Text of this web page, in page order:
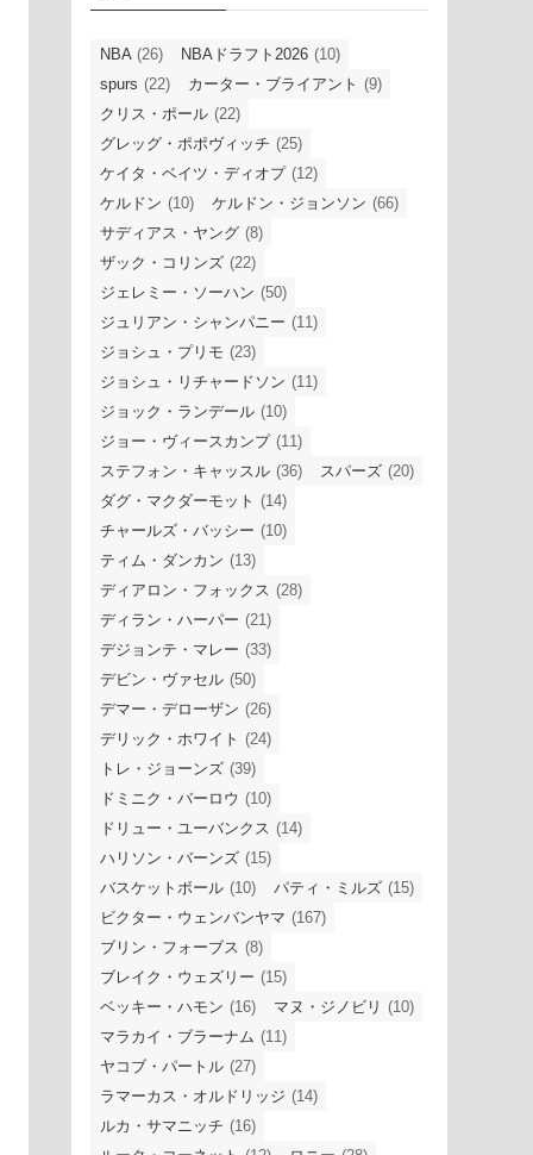
NBA (26) NBAドラフト2026 (10)
spurs (22) カーター・ブライアント (9)
クリス・ポール (22)
グレッグ・ポポヴィッチ (25)
ケイタ・ベイツ・ディオプ (12)
ケルドン (10) ケルドン・ジョンソン (66)
サディアス・ヤング (8)
ザック・コリンズ (22)
ジェレミー・ソーハン (50)
ジュリアン・シャンパニー (11)
ジョシュ・プリモ (23)
ジョシュ・リチャードソン (11)
ジョック・ランデール (10)
ジョー・ヴィースカンプ (11)
ステフォン・キャッスル (36) スパーズ (20)
ダグ・マクダーモット (14)
チャールズ・バッシー (10)
ティム・ダンカン (13)
ディアロン・フォックス (28)
ディラン・ハーパー (21)
デジョンテ・マレー (33)
デビン・ヴァセル (50)
デマー・デローザン (26)
デリック・ホワイト (24)
トレ・ジョーンズ (39)
ドミニク・バーロウ (10)
ドリュー・ユーバンクス (14)
ハリソン・バーンズ (15)
バスケットボール (10) パティ・ミルズ (15)
ビクター・ウェンバンヤマ (167)
ブリン・フォーブス (8)
ブレイク・ウェズリー (15)
ベッキー・ハモン (16) マヌ・ジノビリ (10)
マラカイ・ブラーナム (11)
ヤコブ・パートル (27)
ラマーカス・オルドリッジ (14)
ルカ・サマニッチ (16)